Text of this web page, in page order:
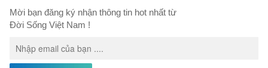
Mời bạn đăng ký nhận thông tin hot nhất từ
Đời Sống Việt Nam !